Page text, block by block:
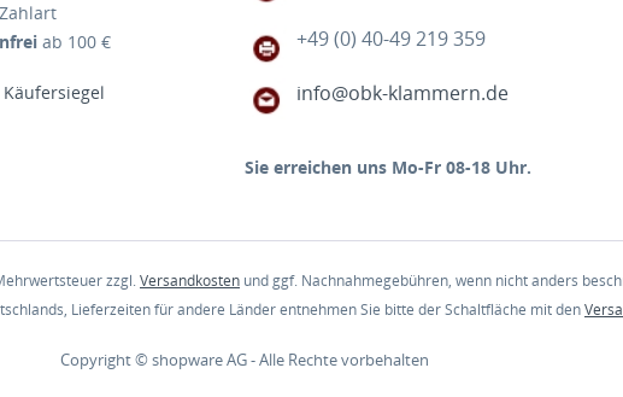
ab 100 € +49 (0) 40-49 219 359
info@obk-klammern.de
Sie erreichen uns Mo-Fr 08-18 Uhr.
zzgl.Versandkosten und ggf. Nachnahmegebühren, wenn nicht anders
Lieferzeiten für andere Länder entnehmen Sie bitte der Schaltfläche mit den
Copyright © shopware AG - Alle Rechte vorbehalten